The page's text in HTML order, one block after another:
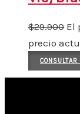
$29.900 El
precio
CONSULTAR